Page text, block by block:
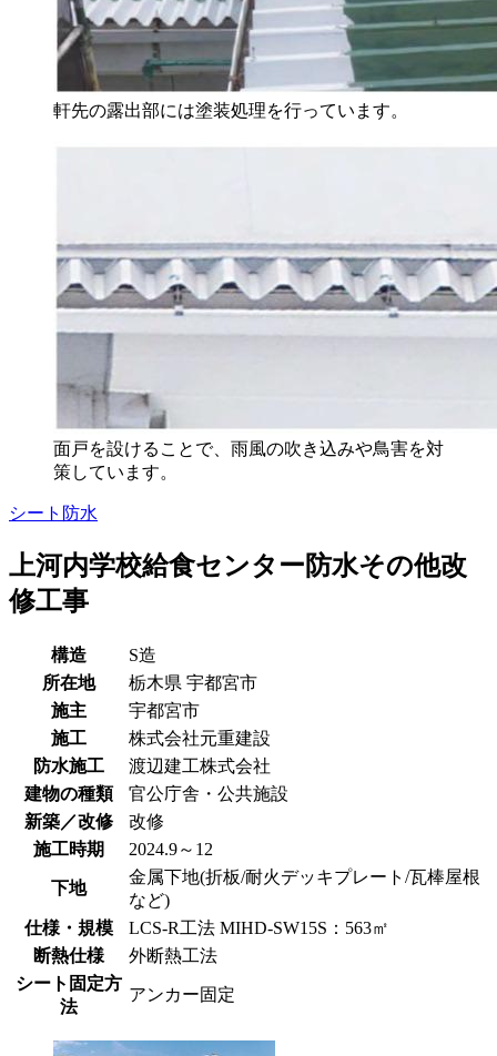
軒先の露出部には塗装処理を行っています。
面戸を設けることで、雨風の吹き込みや鳥害を対
策しています。
シート防水
上河内学校給食センター防水その他改
修工事
構造
S造
所在地
栃木県 宇都宮市
施主
宇都宮市
施工
株式会社元重建設
防水施工
渡辺建工株式会社
建物の種類
官公庁舎・公共施設
新築／改修
改修
施工時期
2024.9～12
下地
金属下地(折板/耐火デッキプレート/瓦棒屋根
など)
仕様・規模
LCS-R工法 MIHD-SW15S：563㎡
断熱仕様
外断熱工法
シート固定方
法
アンカー固定